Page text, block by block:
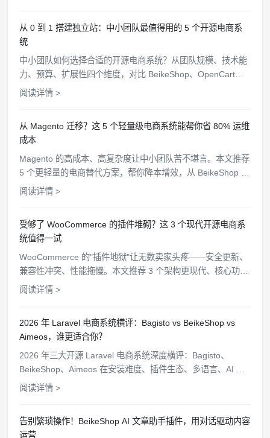
从 0 到 1 搭建独立站：中小团队最值得用的 5 个开源电商系
统
中小团队如何选择合适的开源电商系统？从团队规模、技术能
力、预算、扩展性四个维度，对比 BeikeShop、OpenCart、
Bagisto 等 5 个开源方案，帮你找到最匹配的选择。
阅读详情 >
从 Magento 迁移？这 5 个轻量级电商系统能帮你省 80% 运维
成本
Magento 的高成本、高复杂度让中小团队苦不堪言。本文推荐
5 个更轻量的电商替代方案，帮你降本增效，从 BeikeShop 到
OpenCart 逐一分析。
阅读详情 >
受够了 WooCommerce 的插件堆砌？这 3 个现代开源电商系
统值得一试
WooCommerce 的"插件地狱"让无数卖家头疼——安全更新、
兼容性冲突、性能拖慢。本文推荐 3 个架构更现代、核心功能
开箱即用的开源电商替代方案。
阅读详情 >
2026 年 Laravel 电商系统横评：Bagisto vs BeikeShop vs
Aimeos，谁更适合你？
2026 年三大开源 Laravel 电商系统深度横评：Bagisto、
BeikeShop、Aimeos 在安装难度、插件生态、多语言、AI 功
能、站群管理等维度全面对比，帮你选出最适合的方案。
阅读详情 >
告别繁琐操作！BeikeShop AI 文章助手插件，用对话驱动内容
运营